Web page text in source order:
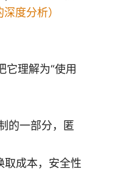
度分析）
理解为“使用
的一部分，匿
取成本，安全性